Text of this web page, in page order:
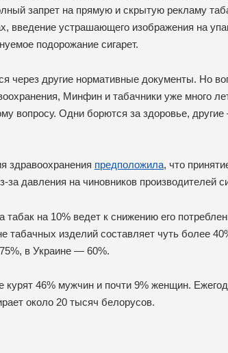
запрет на прямую и скрытую рекламу
введение устрашающего изображения на
подорожание сигарет.
через другие нормативные документы. Но
Минфин и табачники уже много
вопросу. Одни борются за здоровье,
здравоохранения предположила, что
давления на чиновников производителей
на 10% ведет к снижению его
табачных изделий составляет чуть более
в Украине — 60%.
курят 46% мужчин и почти 9% женщин.
около 20 тысяч белорусов.